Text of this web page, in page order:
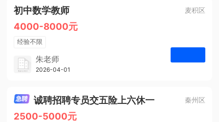
初中数学教师 麦积区
4000-8000元
经验不限
学历不限
1人
朱老师
博学启智教育
2026-04-01
诚聘招聘专员交五险上六休一 秦州区
2500-5000元